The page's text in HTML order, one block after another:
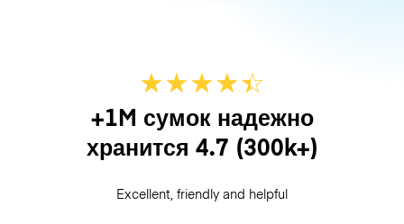
★★★★☆
★
+1M сумок надежно
хранится 4.7 (300k+)
Excellent, friendly and helpful